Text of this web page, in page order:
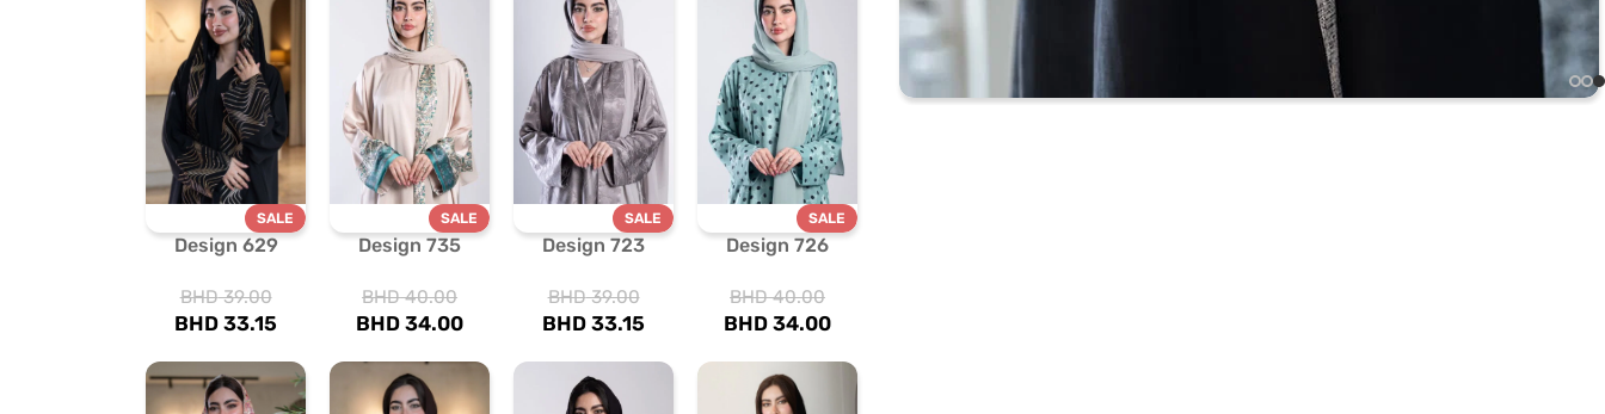
SALE
Design 726
BHD40.00
BHD 34.00
SALE
Design 723
BHD39.00
BHD 33.15
SALE
Design 735
BHD40.00
BHD 34.00
SALE
Design 629
BHD39.00
BHD 33.15